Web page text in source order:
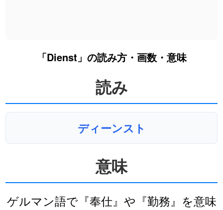
「Dienst」の読み方・画数・意味
読み
ディーンスト
意味
ゲルマン語で『奉仕』や『勤務』を意味